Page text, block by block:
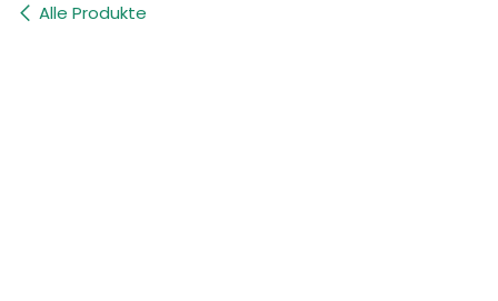
Alle Produkte